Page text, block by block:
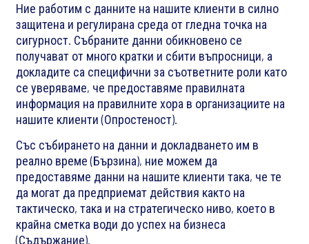
Ние работим с данните на нашите клиенти в силно
защитена и регулирана среда от гледна точка на
сигурност. Събраните данни обикновено се
получават от много кратки и сбити въпросници, а
докладите са специфични за съответните роли като
се уверяваме, че предоставяме правилната
информация на правилните хора в организациите на
нашите клиенти (Опростеност).
Със събирането на данни и докладването им в
реално време (Бързина), ние можем да
предоставяме данни на нашите клиенти така, че те
да могат да предприемат действия както на
тактическо, така и на стратегическо ниво, което в
крайна сметка води до успех на бизнеса
(Съдържание).